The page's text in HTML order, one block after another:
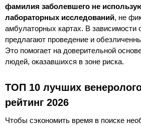
фамилия заболевшего не
лабораторных исследований, не
амбулаторных картах. В зависимости
предлагают проведение и
Это помогает на доверительной
людей, оказавшихся в зоне риска.
ТОП 10 лучших
рейтинг 2026
Чтобы сэкономить время в поиске